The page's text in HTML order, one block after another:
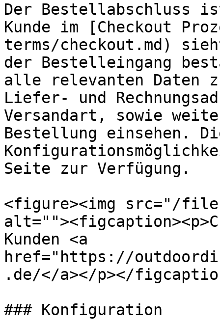
Der Bestellabschluss
Kunde im [Checkout
terms/checkout.md)
der Bestelleingang
alle relevanten Daten
Liefer- und
Versandart, sowie
Bestellung einsehen.
Seite zur Verfügung.
<figure><img src="/files/
Kunden <a
href="https://
.de/</a></p></
### Konfiguration